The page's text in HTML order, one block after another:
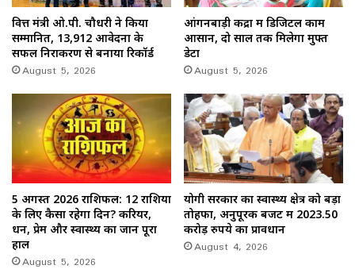
वित्त मंत्री ओ.पी. चौधरी ने किया
सम्मानित, 13,912 आवेदनों के
सफल निराकरण से बनाया रिकॉर्ड
August 5, 2026
आंगनबाड़ी केंद्रों में डिजिटल काम
आसान, दो साल तक मिलेगा मुफ्त
डेटा
August 5, 2026
5 अगस्त 2026 राशिफल: 12 राशियों
के लिए कैसा रहेगा दिन? करियर,
धन, प्रेम और स्वास्थ्य का जानें पूरा
हाल
August 5, 2026
योगी सरकार का स्वास्थ्य क्षेत्र को बड़ा
तोहफा, अनुपूरक बजट में 2023.50
करोड़ रुपये का प्रावधान
August 4, 2026